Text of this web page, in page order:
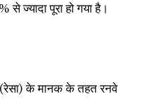
से ज्यादा पूरा हो गया है।
के मानक के तहत रनवे